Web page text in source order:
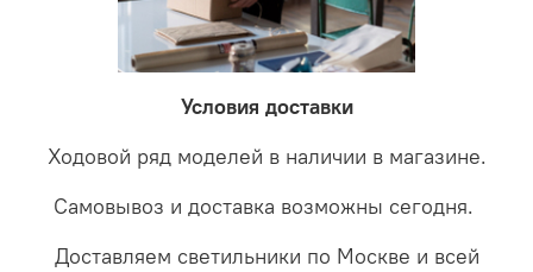
светильники на экспертизу производителю. После
проверки будет выясненная причина поломки и
соотношении с светодиодными. В этом случае покупая
LED светильники не только экономите деньги но еще
забудете что такое тусклость и недостаток освещения.
Условия доставки
Ходовой ряд моделей в наличии в магазине.
Самовывоз и доставка возможны сегодня.
Доставляем светильники по Москве и всей